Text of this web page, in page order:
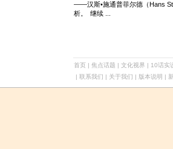
——汉斯•施通普菲尔德（Hans
析。
继续 ...
首页 | 焦点话题 | 文化视界 | 10话实
| 联系我们 | 关于我们 | 版本说明 |